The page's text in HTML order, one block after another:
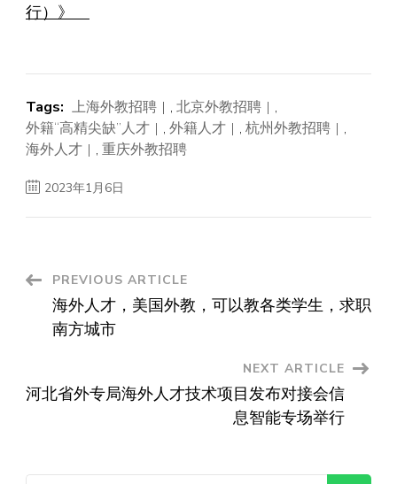
行）》
Tags: 上海外教招聘 , 北京外教招聘
,
外籍“高精尖缺”人才
, 外籍人才 , 杭州外教招聘
,
海外人才
, 重庆外教招聘
2023年1月6日
Post
Navigation
PREVIOUS ARTICLE
海外人才，美国外教，可以教各类学生，求职
南方城市
NEXT ARTICLE
河北省外专局海外人才技术项目发布对接会信
息智能专场举行